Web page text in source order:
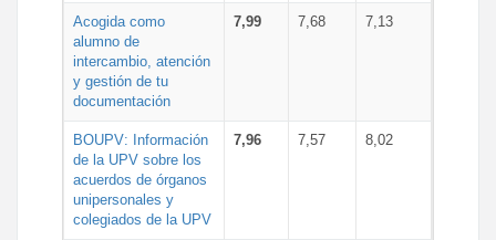
Acogida como
alumno de
intercambio, atención
y gestión de tu
documentación
7,99 7,68 7,13
BOUPV: Información
de la UPV sobre los
acuerdos de órganos
unipersonales y
colegiados de la UPV
7,96 7,57 8,02